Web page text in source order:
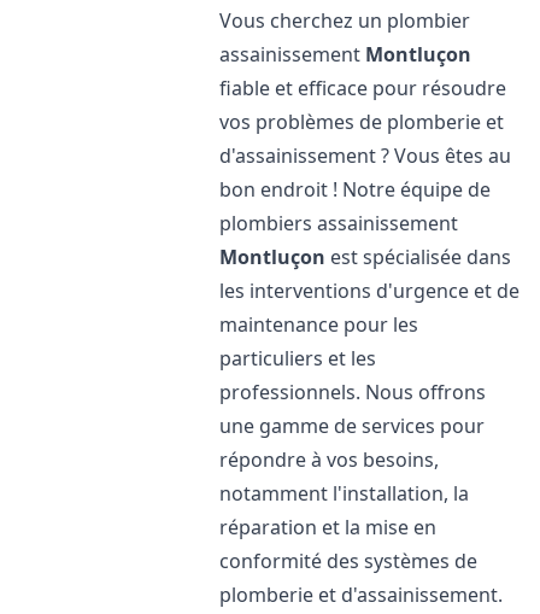
Vous cherchez un plombier
assainissement Montluçon
fiable et efficace pour résoudre
vos problèmes de plomberie et
d'assainissement ? Vous êtes au
bon endroit ! Notre équipe de
plombiers assainissement
Montluçon est spécialisée dans
les interventions d'urgence et de
maintenance pour les
particuliers et les
professionnels. Nous offrons
une gamme de services pour
répondre à vos besoins,
notamment l'installation, la
réparation et la mise en
conformité des systèmes de
plomberie et d'assainissement.